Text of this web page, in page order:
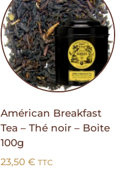
Américan Breakfast
Tea – Thé noir – Boite
100g
23,50 € TTC